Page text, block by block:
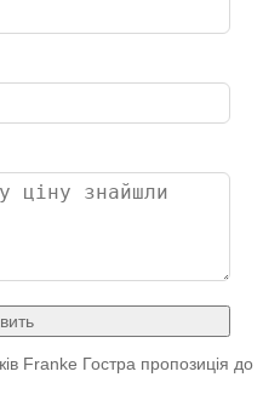
Franke Гостра пропозиція до